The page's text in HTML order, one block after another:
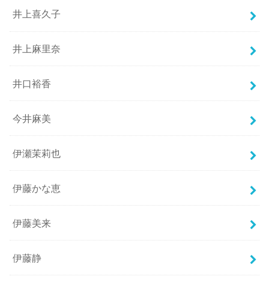
井上喜久子
井上麻里奈
井口裕香
今井麻美
伊瀬茉莉也
伊藤かな恵
伊藤美来
伊藤静